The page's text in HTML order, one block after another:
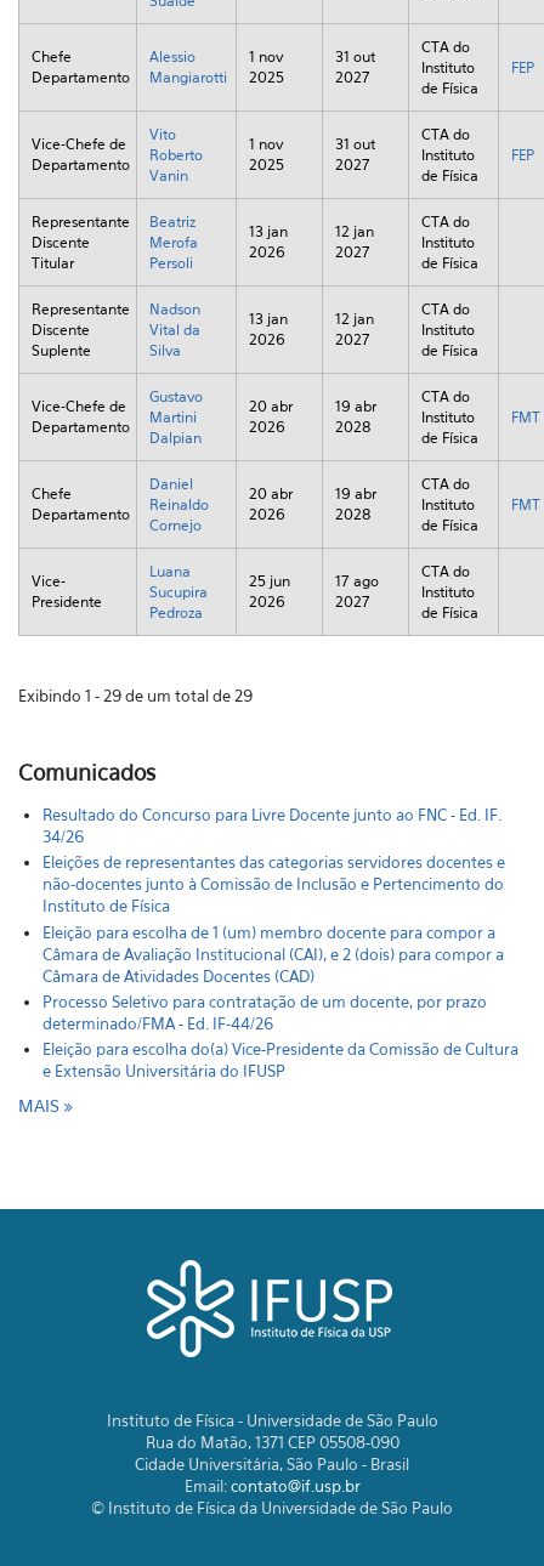
Chefe
Departamento
Alessio
Mangiarotti
1 nov
2025
31 out
2027
CTA do
Instituto
de Física
FEP
Vice-Chefe de
Departamento
Vito
Roberto
Vanin
1 nov
2025
31 out
2027
CTA do
Instituto
de Física
FEP
Representante
Discente
Titular
Beatriz
Merofa
Persoli
13 jan
2026
12 jan
2027
CTA do
Instituto
de Física
Representante
Discente
Suplente
Nadson
Vital da
Silva
13 jan
2026
12 jan
2027
CTA do
Instituto
de Física
Vice-Chefe de
Departamento
Gustavo
Martini
Dalpian
20 abr
2026
19 abr
2028
CTA do
Instituto
de Física
FMT
Chefe
Departamento
Daniel
Reinaldo
Cornejo
20 abr
2026
19 abr
2028
CTA do
Instituto
de Física
FMT
Vice-
Presidente
Luana
Sucupira
Pedroza
25 jun
2026
17 ago
2027
CTA do
Instituto
de Física
Exibindo 1 - 29 de um total de 29
Comunicados
Resultado do Concurso para Livre Docente junto ao FNC - Ed. IF.
34/26
Eleições de representantes das categorias servidores docentes e
não-docentes junto à Comissão de Inclusão e Pertencimento do
Instituto de Física
Eleição para escolha de 1 (um) membro docente para compor a
Câmara de Avaliação Institucional (CAI), e 2 (dois) para compor a
Câmara de Atividades Docentes (CAD)
Processo Seletivo para contratação de um docente, por prazo
determinado/FMA - Ed. IF-44/26
Eleição para escolha do(a) Vice-Presidente da Comissão de Cultura
e Extensão Universitária do IFUSP
MAIS
Instituto de Física - Universidade de São Paulo
Rua do Matão, 1371 CEP 05508-090
Cidade Universitária, São Paulo - Brasil
Email:contato@if.usp.br
© Instituto de Física da Universidade de São Paulo